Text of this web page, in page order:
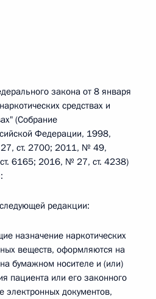
закона от 8 января
средствах и
(Собрание
Федерации, 1998,
ст. 2700; 2011, № 49,
6165; 2016, № 27, ст. 4238)
редакции:
назначение наркотических
веществ, оформляются на
бумажном носителе и (или)
пациента или его законного
электронных документов,